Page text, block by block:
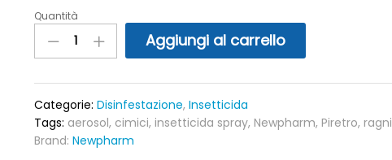
Nuvex
aerosol
cimici
500
ml
quantity
Quantità
Aggiungi al carrello
Categorie:Disinfestazione,Insetticida
Tags: aerosol, cimici,insetticida spray,Newpharm,Piretro,ragni
Brand:Newpharm